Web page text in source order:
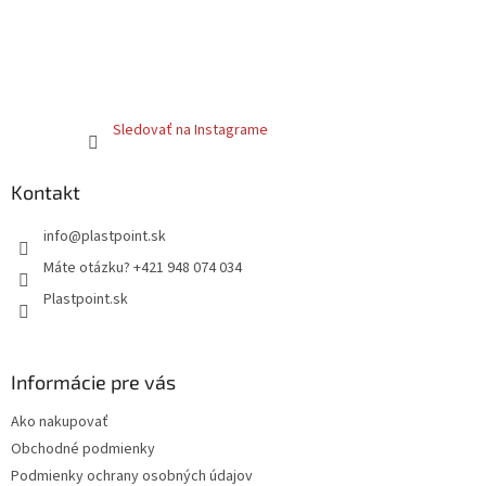
Sledovať na Instagrame
Kontakt
info@plastpoint.sk
Máte otázku? +421 948 074 034
Plastpoint.sk
Informácie pre vás
Ako nakupovať
Obchodné podmienky
Podmienky ochrany osobných údajov